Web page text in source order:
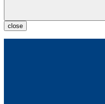
close